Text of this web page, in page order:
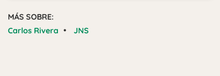
MÁS SOBRE:
Carlos Rivera • JNS